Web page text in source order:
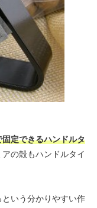
定できるハンドルタ
の殻もハンドルタイ
いう分かりやすい作